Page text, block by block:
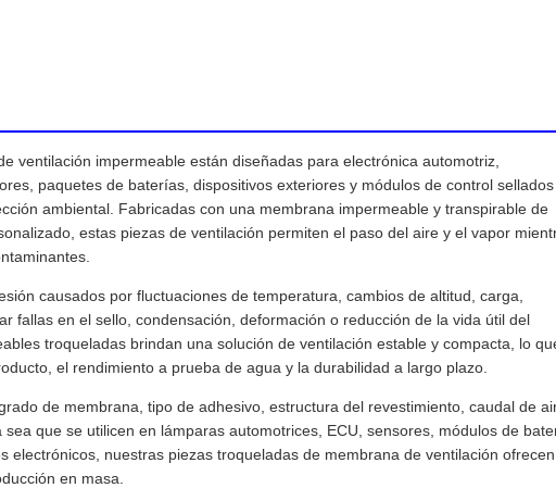
ventilación impermeable están diseñadas para electrónica automotriz,
paquetes de baterías, dispositivos exteriores y módulos de control sellados
ambiental. Fabricadas con una membrana impermeable y transpirable de
estas piezas de ventilación permiten el paso del aire y el vapor
causados ​​por fluctuaciones de temperatura, cambios de altitud, carga,
fallas en el sello, condensación, deformación o reducción de la vida útil del
troqueladas brindan una solución de ventilación estable y compacta, lo
el rendimiento a prueba de agua y la durabilidad a largo plazo.
de membrana, tipo de adhesivo, estructura del revestimiento, caudal de
que se utilicen en lámparas automotrices, ECU, sensores, módulos de
electrónicos, nuestras piezas troqueladas de membrana de ventilación
en masa.